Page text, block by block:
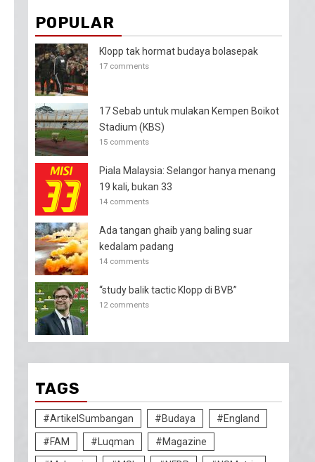
POPULAR
Klopp tak hormat budaya bolasepak
17 comments
17 Sebab untuk mulakan Kempen Boikot
Stadium (KBS)
15 comments
Piala Malaysia: Selangor hanya menang
19 kali, bukan 33
14 comments
Ada tangan ghaib yang baling suar
kedalam padang
14 comments
“study balik tactic Klopp di BVB”
12 comments
TAGS
#ArtikelSumbangan #Budaya #England
#FAM #Luqman #Magazine